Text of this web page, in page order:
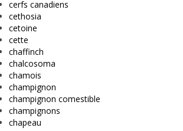
cerfs canadiens
cethosia
cetoine
cette
chaffinch
chalcosoma
chamois
champignon
champignon comestible
champignons
chapeau